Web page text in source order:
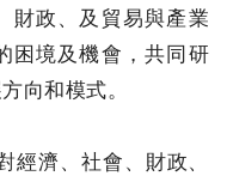
財政、及貿易與產業
困境及機會，共同研
向和模式。
濟、社會、財政、